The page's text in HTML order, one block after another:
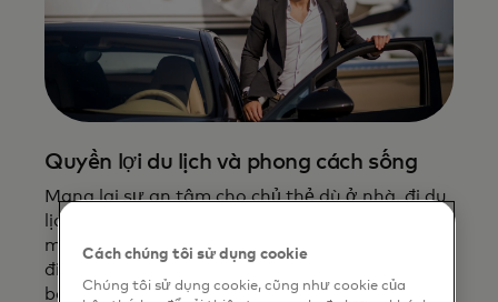
Quyền lợi du lịch và phong cách sống
Mang lại sự an tâm cho chủ thẻ dù ở nhà, đi du
lịch nước ngoài hay thực hiện các giao dịch
mua sắm hàng ngày. Vui lòng lưu ý rằng tính đủ
điều kiện phụ thuộc vào nhà phát hành của
bạn.
Cách chúng tôi sử dụng cookie
Chúng tôi sử dụng cookie, cũng như cookie của